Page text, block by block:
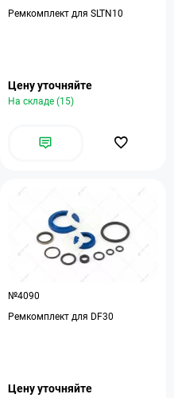
Ремкомплект для SLTN10
Цену уточняйте
На складе (15)
№4090
Ремкомплект для DF30
Цену уточняйте